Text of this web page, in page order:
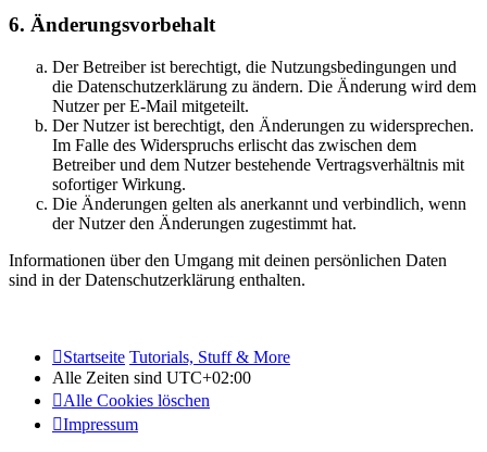
6. Änderungsvorbehalt
Der Betreiber ist berechtigt, die Nutzungsbedingungen und
die Datenschutzerklärung zu ändern. Die Änderung wird dem
Nutzer per E-Mail mitgeteilt.
Der Nutzer ist berechtigt, den Änderungen zu widersprechen.
Im Falle des Widerspruchs erlischt das zwischen dem
Betreiber und dem Nutzer bestehende Vertragsverhältnis mit
sofortiger Wirkung.
Die Änderungen gelten als anerkannt und verbindlich, wenn
der Nutzer den Änderungen zugestimmt hat.
Informationen über den Umgang mit deinen persönlichen Daten
sind in der Datenschutzerklärung enthalten.
Startseite Tutorials, Stuff & More
Alle Zeiten sind UTC+02:00
Alle Cookies löschen
Impressum